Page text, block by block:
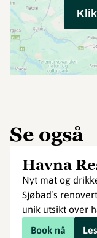
Se også
Havna
Nyt mat og
Sjøbad´s
unik utsikt over
Book nå